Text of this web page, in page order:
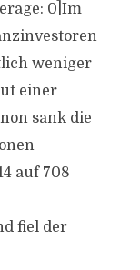
0]Im
weniger
einer
sank die
auf 708
fiel der